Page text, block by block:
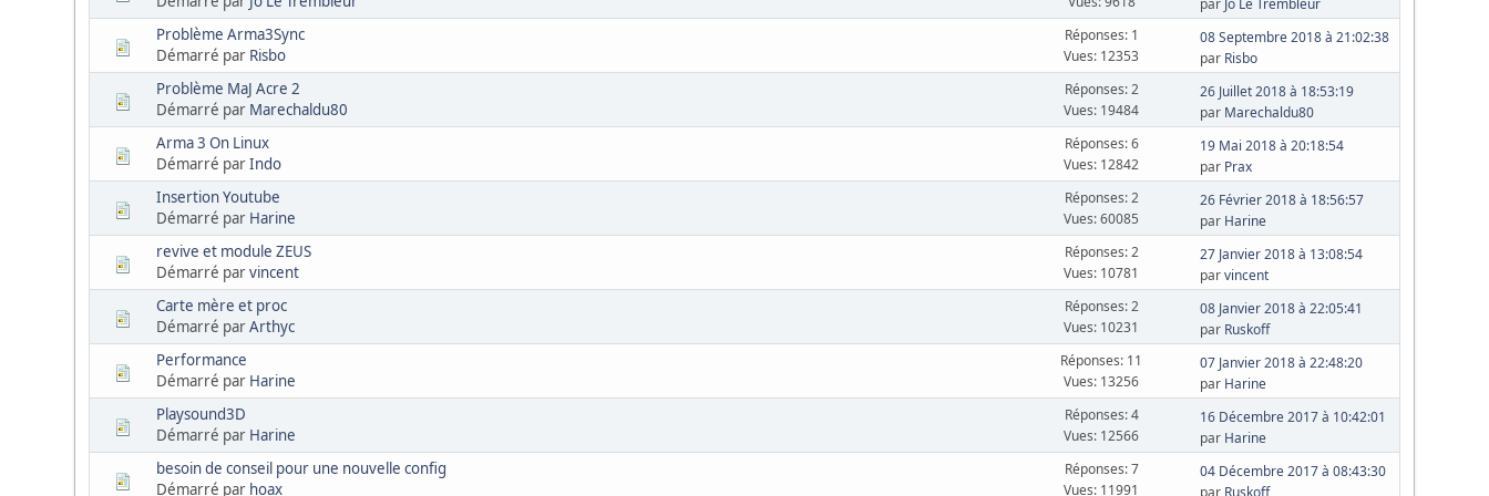
Problème Arma3Sync
Démarré par Risbo
Réponses: 1
Vues: 12353
08 Septembre 2018 à 21:02:38
par Risbo
Problème MaJ Acre 2
Démarré par Marechaldu80
Réponses: 2
Vues: 19484
26 Juillet 2018 à 18:53:19
par Marechaldu80
Arma 3 On Linux
Démarré parIndo
Réponses: 6
Vues: 12842
19 Mai 2018 à 20:18:54
par Prax
Insertion Youtube
Démarré par Harine
Réponses: 2
Vues: 60085
26 Février 2018 à 18:56:57
par Harine
revive et module ZEUS
Démarré parvincent
Réponses: 2
Vues: 10781
27 Janvier 2018 à 13:08:54
parvincent
Carte mère et proc
Démarré parArthyc
Réponses: 2
Vues: 10231
08 Janvier 2018 à 22:05:41
par Ruskoff
Performance
Démarré par Harine
Réponses: 11
Vues: 13256
07 Janvier 2018 à 22:48:20
par Harine
Playsound3D
Démarré par Harine
Réponses: 4
Vues: 12566
16 Décembre 2017 à 10:42:01
par Harine
besoin de conseil pour une nouvelle config
Démarré par hoax
Réponses: 7
Vues: 11991
04 Décembre 2017 à 08:43:30
par Ruskoff